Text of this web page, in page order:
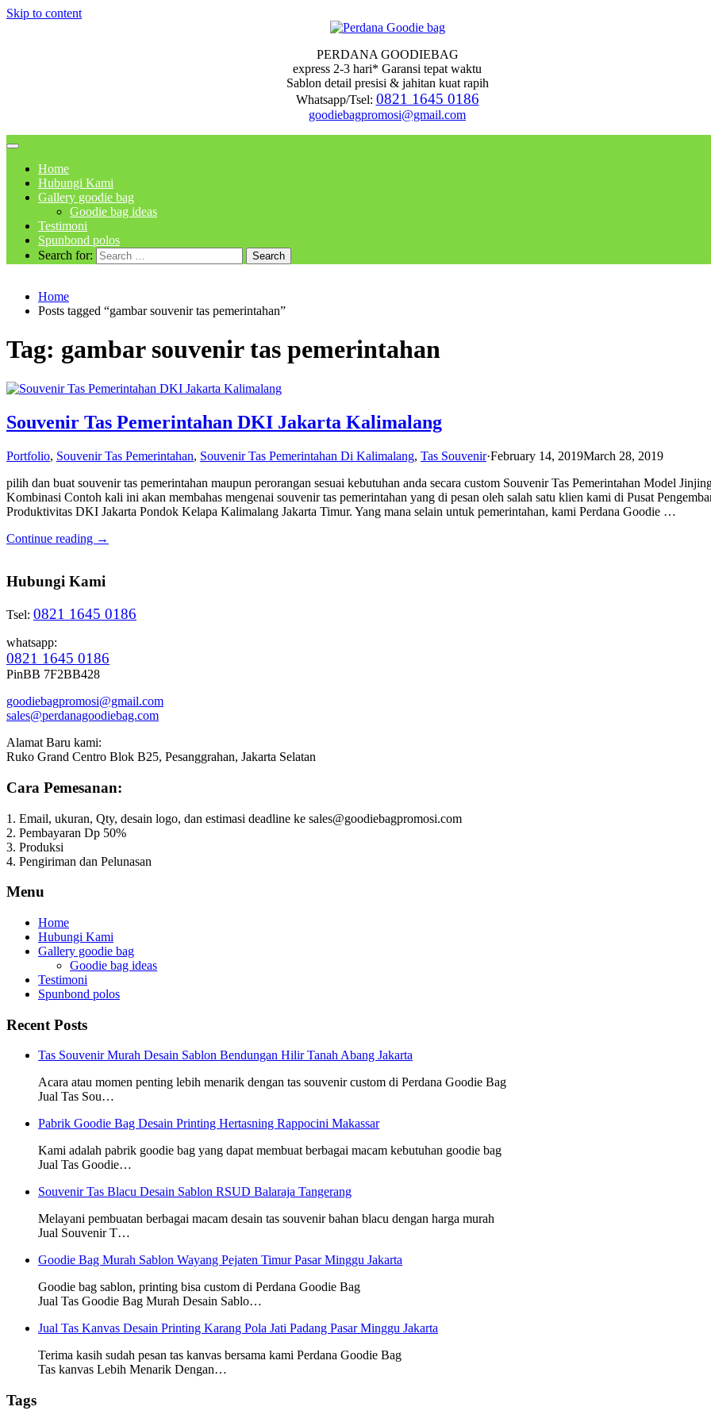
Skip to content
PERDANA GOODIEBAG
express 2-3 hari* Garansi tepat waktu
Sablon detail presisi & jahitan kuat rapih
Whatsapp/Tsel: 0821 1645 0186
goodiebagpromosi@gmail.com
Home
Hubungi Kami
Gallery goodie bag
Goodie bag ideas
Testimoni
Spunbond polos
Search for:
Home
Posts tagged “gambar souvenir tas pemerintahan”
Tag: gambar souvenir tas pemerintahan
Souvenir Tas Pemerintahan DKI Jakarta Kalimalang
Portfolio, Souvenir Tas Pemerintahan, Souvenir Tas Pemerintahan Di Kalimalang, Tas Souvenir·February 14, 2019March 28, 2019
pilih dan buat souvenir tas pemerintahan maupun perorangan sesuai kebutuhan anda secara custom Souvenir Tas Pemerintahan Model
Kombinasi Contoh kali ini akan membahas mengenai souvenir tas pemerintahan yang di pesan oleh salah satu klien kami di Pusat
Produktivitas DKI Jakarta Pondok Kelapa Kalimalang Jakarta Timur. Yang mana selain untuk pemerintahan, kami Perdana Goodie …
Continue reading →
Hubungi Kami
Tsel: 0821 1645 0186
whatsapp:
0821 1645 0186
PinBB 7F2BB428
goodiebagpromosi@gmail.com
sales@perdanagoodiebag.com
Alamat Baru kami:
Ruko Grand Centro Blok B25, Pesanggrahan, Jakarta Selatan
Cara Pemesanan:
1. Email, ukuran, Qty, desain logo, dan estimasi deadline ke sales@goodiebagpromosi.com
2. Pembayaran Dp 50%
3. Produksi
4. Pengiriman dan Pelunasan
Menu
Home
Hubungi Kami
Gallery goodie bag
Goodie bag ideas
Testimoni
Spunbond polos
Recent Posts
Tas Souvenir Murah Desain Sablon Bendungan Hilir Tanah Abang Jakarta
Acara atau momen penting lebih menarik dengan tas souvenir custom di Perdana Goodie Bag
Jual Tas Sou…
Pabrik Goodie Bag Desain Printing Hertasning Rappocini Makassar
Kami adalah pabrik goodie bag yang dapat membuat berbagai macam kebutuhan goodie bag
Jual Tas Goodie…
Souvenir Tas Blacu Desain Sablon RSUD Balaraja Tangerang
Melayani pembuatan berbagai macam desain tas souvenir bahan blacu dengan harga murah
Jual Souvenir T…
Goodie Bag Murah Sablon Wayang Pejaten Timur Pasar Minggu Jakarta
Goodie bag sablon, printing bisa custom di Perdana Goodie Bag
Jual Tas Goodie Bag Murah Desain Sablo…
Jual Tas Kanvas Desain Printing Karang Pola Jati Padang Pasar Minggu Jakarta
Terima kasih sudah pesan tas kanvas bersama kami Perdana Goodie Bag
Tas kanvas Lebih Menarik Dengan…
Tags